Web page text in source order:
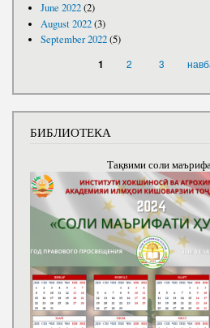
June 2022(2)
August 2022(3)
September 2022(5)
1 2 3
БИБЛИОТЕКА
Тақвими соли